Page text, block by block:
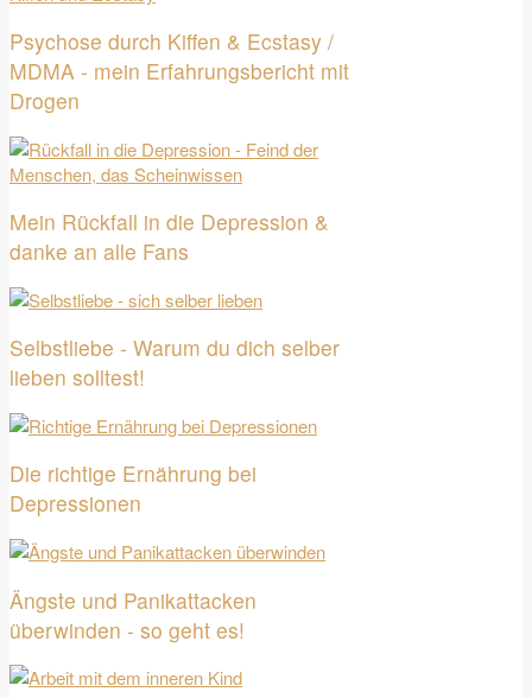
Psychose durch Kiffen & Ecstasy /
MDMA - mein Erfahrungsbericht mit
Drogen
Mein Rückfall in die Depression &
danke an alle Fans
Selbstliebe - Warum du dich selber
lieben solltest!
Die richtige Ernährung bei
Depressionen
Ängste und Panikattacken
überwinden - so geht es!